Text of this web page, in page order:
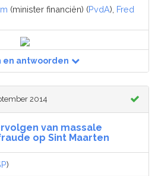
(minister financiën) (PvdA), Fred
en antwoorden
2014
van massale
op Sint Maarten
)